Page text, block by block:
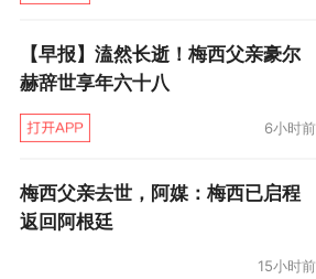
【早报】溘然长逝！梅西父亲豪尔
赫辞世享年六十八
6小时前
梅西父亲去世，阿媒：梅西已启程
返回阿根廷
15小时前